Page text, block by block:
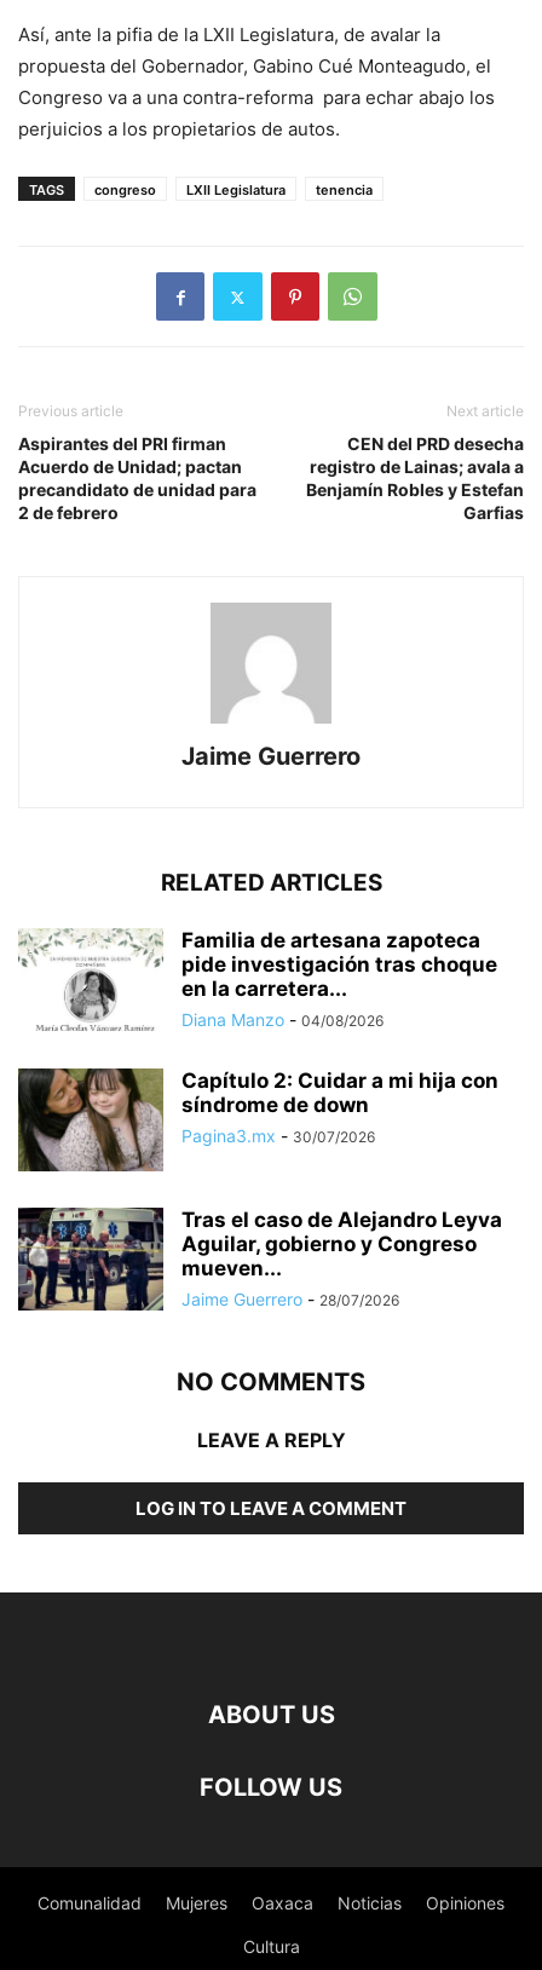
Así, ante la pifia de la LXII Legislatura, de avalar la
propuesta del Gobernador, Gabino Cué Monteagudo, el
Congreso va a una contra-reforma para echar abajo los
perjuicios a los propietarios de autos.
TAGS congreso LXII Legislatura tenencia
Previous article
Aspirantes del PRI firman
Acuerdo de Unidad; pactan
precandidato de unidad para
2 de febrero
Next article
CEN del PRD desecha
registro de Lainas; avala a
Benjamín Robles y Estefan
Garfias
Jaime Guerrero
RELATED ARTICLES
Familia de artesana zapoteca
pide investigación tras choque
en la carretera...
Diana Manzo - 04/08/2026
Capítulo 2: Cuidar a mi hija con
síndrome de down
Pagina3.mx - 30/07/2026
Tras el caso de Alejandro Leyva
Aguilar, gobierno y Congreso
mueven...
Jaime Guerrero - 28/07/2026
NO COMMENTS
LEAVE A REPLY
LOG IN TO LEAVE A COMMENT
ABOUT US
FOLLOW US
Comunalidad Mujeres Oaxaca Noticias Opiniones
Cultura